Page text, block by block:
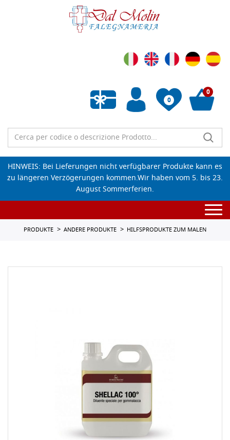
0
Wunschliste leeren
0
HINWEIS: Bei Lieferungen nicht verfügbarer Produkte kann es
zu längeren Verzögerungen kommen.Wir haben vom 5. bis 23.
August Sommerferien.
PRODUKTE ANDERE PRODUKTE HILFSPRODUKTE ZUM MALEN